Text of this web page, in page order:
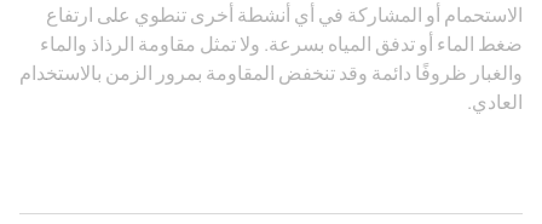
الاستحمام أو المشاركة في أي أنشطة أخرى تنطوي على ارتفاع
ضغط الماء أو تدفق المياه بسرعة. ولا تمثل مقاومة الرذاذ والماء
والغبار ظروفًا دائمة وقد تنخفض المقاومة بمرور الزمن بالاستخدام
العادي.